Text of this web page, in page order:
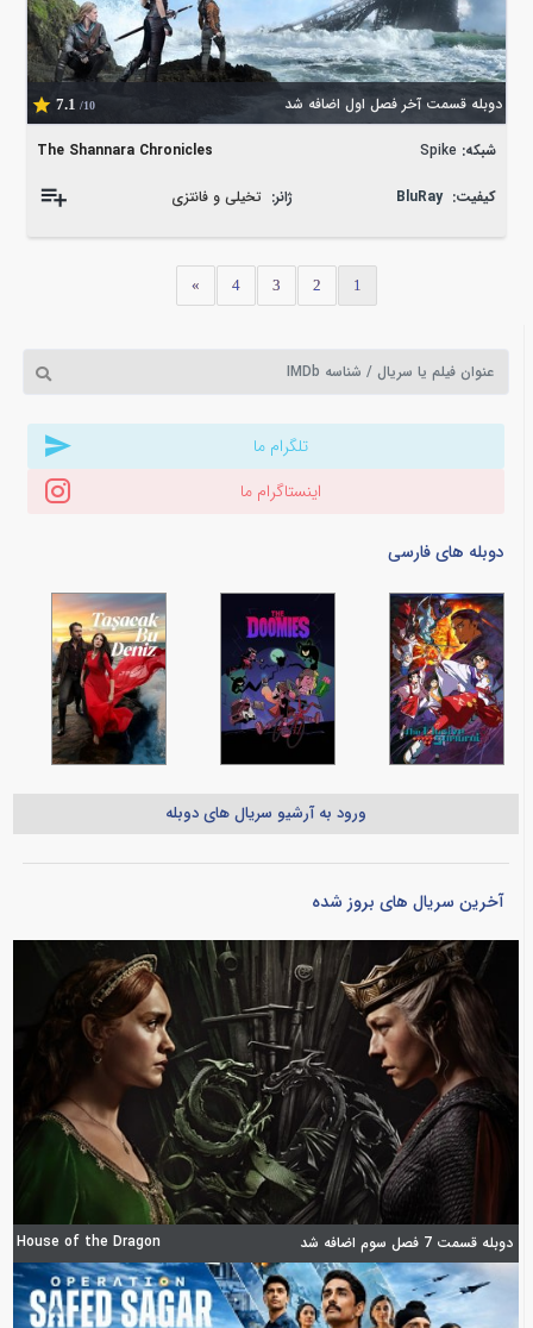
دوبله قسمت آخر فصل اول اضافه شد 7.1 /10
The Shannara Chronicles شبکه: Spike
کیفیت: BluRay ژانر: تخیلی و فانتزی
1
2
3
4
»
تلگرام ما
اینستاگرام ما
دوبله های فارسی
ورود به آرشیو سریال های دوبله
آخرین سریال های بروز شده
دوبله قسمت 7 فصل سوم اضافه شد House of the Dragon